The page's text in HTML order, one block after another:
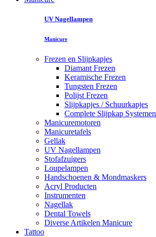
UV Nagellampen
Manicure
Frezen en Slijpkapjes
Diamant Frezen
Keramische Frezen
Tungsten Frezen
Polijst Frezen
Slijpkapjes / Schuurkapjes
Complete Slijpkap Systemen
Manicuremotoren
Manicuretafels
Gellak
UV Nagellampen
Stofafzuigers
Loupelampen
Handschoenen & Mondmaskers
Acryl Producten
Instrumenten
Nagellak
Dental Towels
Diverse Artikelen Manicure
Tattoo